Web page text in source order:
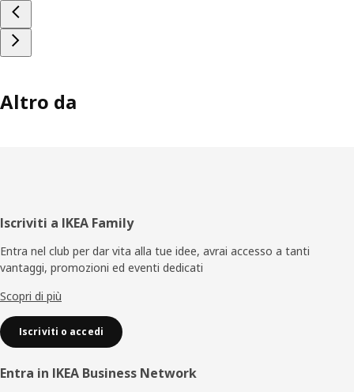
Altro da
Piè
di
pagina
Iscriviti a IKEA Family
Entra nel club per dar vita alla tue idee, avrai accesso a tanti
vantaggi, promozioni ed eventi dedicati
Scopri di più
Iscriviti o accedi
Entra in IKEA Business Network